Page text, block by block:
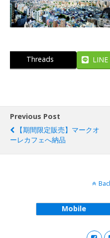
Threads LINE
Previous Post
【期間限定販売】マークオ
ーレカフェへ納品
Mobile